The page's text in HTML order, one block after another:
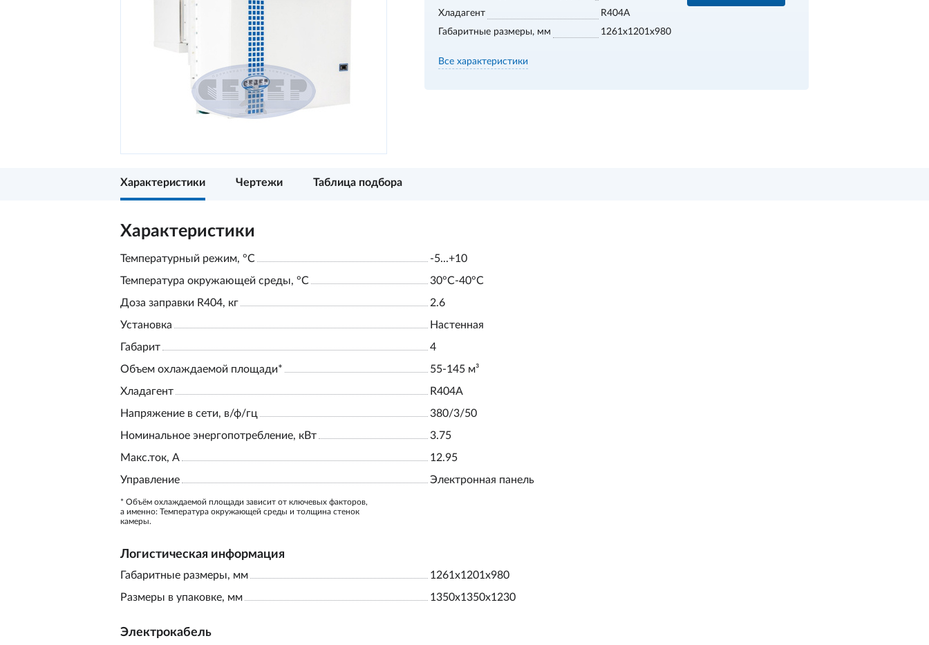
Хладагент
R404A
Габаритные размеры, мм
1261x1201x980
Все характеристики
Характеристики Чертежи Таблица подбора
Характеристики
Температурный режим, °С
-5...+10
Температура окружающей среды, °С
30°С-40°С
Доза заправки R404, кг
2.6
Установка
Настенная
Габарит
4
Объем охлаждаемой площади*
55-145 м³
Хладагент
R404A
Напряжение в сети, в/ф/гц
380/3/50
Номинальное энергопотребление, кВт
3.75
Макс.ток, А
12.95
Управление
Электронная панель
* Объём охлаждаемой площади зависит от ключевых факторов,
а именно: Температура окружающей среды и толщина стенок
камеры.
Логистическая информация
Габаритные размеры, мм
1261x1201x980
Размеры в упаковке, мм
1350x1350x1230
Электрокабель